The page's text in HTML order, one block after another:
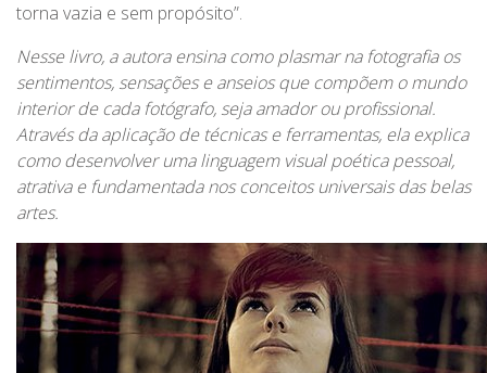
torna vazia e sem propósito”.
Nesse livro, a autora ensina como plasmar na fotografia os
sentimentos, sensações e anseios que compõem o mundo
interior de cada fotógrafo, seja amador ou profissional.
Através da aplicação de técnicas e ferramentas, ela explica
como desenvolver uma linguagem visual poética pessoal,
atrativa e fundamentada nos conceitos universais das belas
artes.